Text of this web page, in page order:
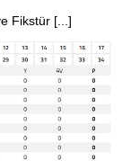
Fikstür [...]